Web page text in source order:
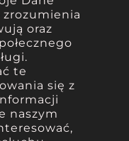
oraz
te
się z
naszym